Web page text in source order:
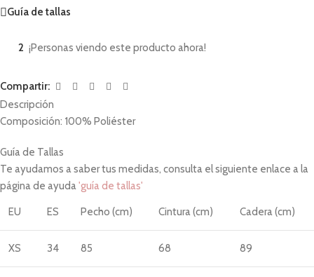
Guía de tallas
2 ¡Personas viendo este producto ahora!
Compartir:
Descripción
Composición: 100% Poliéster
Guía de Tallas
Te ayudamos a saber tus medidas, consulta el siguiente enlace a la
página de ayuda'guía de tallas'
EU ES Pecho (cm) Cintura (cm) Cadera (cm)
XS 34 85 68 89